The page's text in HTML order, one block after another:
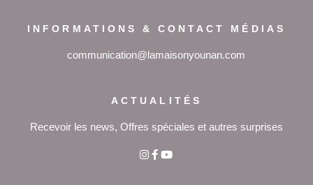
INFORMATIONS & CONTACT MÉDIAS
communication@lamaisonyounan.com
ACTUALITÉS
Recevoir les news, Offres spéciales et autres surprises